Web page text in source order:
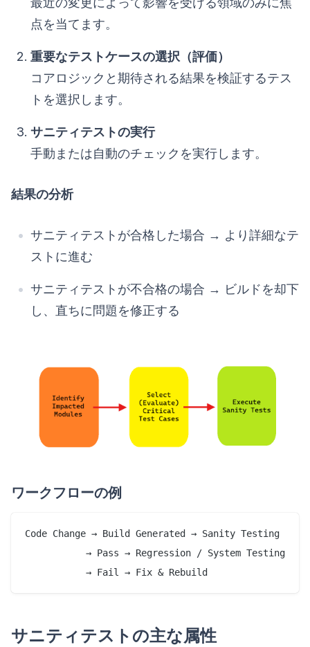
点を当てます。
重要なテストケースの選択（評価）
コアロジックと期待される結果を検証するテス
トを選択します。
サニティテストの実行
手動または自動のチェックを実行します。
結果の分析
サニティテストが合格した場合 → より詳細なテ
ストに進む
サニティテストが不合格の場合 → ビルドを却下
し、直ちに問題を修正する
ワークフローの例
Code Change → Build Generated → Sanity Testing
           → Pass → Regression / System Testing
サニティテストの主な属性